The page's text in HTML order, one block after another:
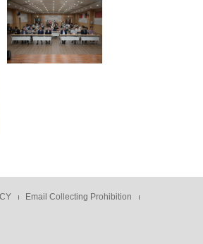
Email Collecting Prohibition